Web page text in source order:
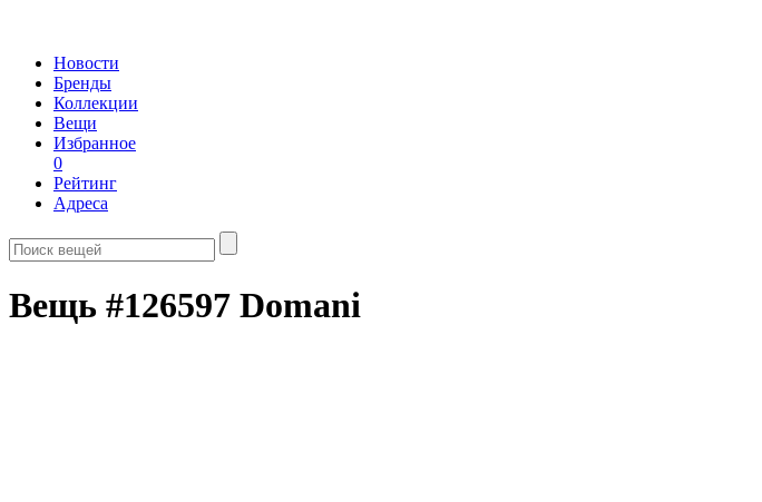
Новости
Бренды
Коллекции
Вещи
Избранное
0
Рейтинг
Адреса
Вещь #126597 Domani